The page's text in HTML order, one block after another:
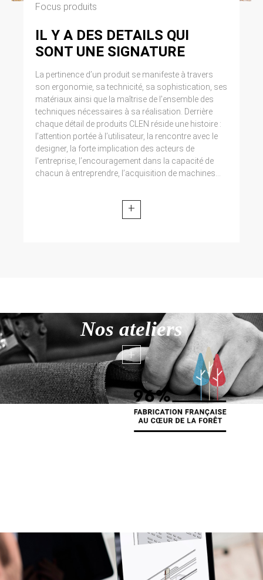
Focus produits
IL Y A DES DETAILS QUI
SONT UNE SIGNATURE
La pertinence d’un produit se manifeste à travers
son ergonomie, sa technicité, sa sophistication, ses
matériaux ainsi que la maîtrise de l’ensemble des
techniques nécessaires à sa réalisation. Derrière
chaque détail de produits CLEN réside une histoire :
l’attention portée à l’utilisateur, la rencontre avec le
designer, la forte implication des acteurs de
l’entreprise, l’encouragement dans la capacité de
chacun à entreprendre, l’acquisition de machines...
+
Nos ateliers
+